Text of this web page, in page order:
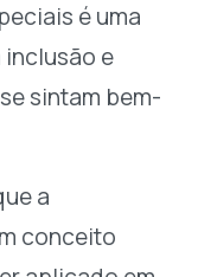
é uma
inclusão e
sintam bem-
a
conceito